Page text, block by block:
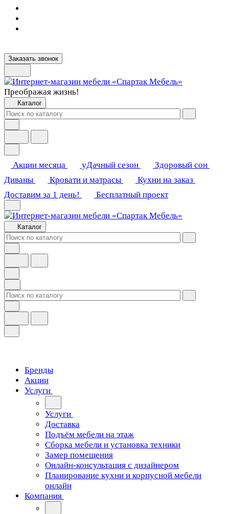
Заказать звонок
Преображая жизнь!
Каталог
Акции месяца уДачный сезон
Здоровый сон
Диваны
Кровати и матрасы
Кухни на заказ
Доставим за 1 день!
Бесплатный проект
Каталог
Бренды
Акции
Услуги
Услуги
Доставка
Подъём мебели на этаж
Сборка мебели и установка техники
Замер помещения
Онлайн-консультация с дизайнером
Планирование кухни и корпусной мебели
онлайн
Компания